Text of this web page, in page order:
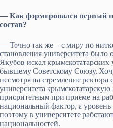
— Как формировался первый
состав?
— Точно так же – с миру по
становления университета было
Якубов искал крымскотатарских
бывшему Советскому Союзу.
несмотря на стремление ректора
университета крымскотатарскую
приоритетным при приеме на
национальный фактор, а
поэтому в университете
национальностей.